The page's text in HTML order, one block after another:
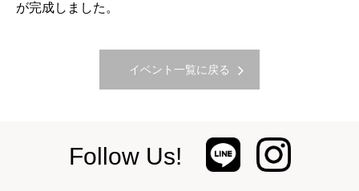
が完成しました。
イベント一覧に戻る
Follow Us!